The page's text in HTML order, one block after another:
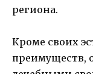
региона.
Кроме своих
преимуществ,